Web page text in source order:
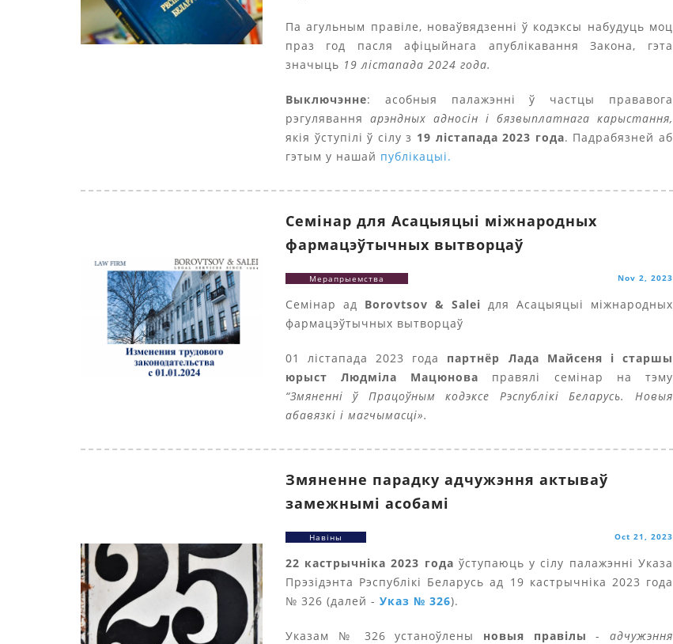
Па агульным правіле, новаўвядзенні ў кодэксы набудуць моц
праз год пасля афіцыйнага апублікавання Закона, гэта
значыць 19 лістапада 2024 года.
Выключэнне: асобныя палажэнні ў частцы прававога
рэгулявання арэндных адносін і бязвыплатнага карыстання,
якія ўступілі ў сілу з 19 лістапада 2023 года. Падрабязней аб
гэтым у нашай публікацыі.
Семінар для Асацыяцыі міжнародных
фармацэўтычных вытворцаў
Мерапрыемства Nov 2, 2023
Семінар ад Borovtsov & Salei для Асацыяцыі міжнародных
фармацэўтычных вытворцаў
01 лістапада 2023 года партнёр Лада Майсеня і старшы
юрыст Людміла Мацюнова правялі семінар на тэму
“Змяненні ў Працоўным кодэксе Рэспублікі Беларусь. Новыя
абавязкі і магчымасці».
Змяненне парадку адчужэння актываў
замежнымі асобамі
Навіны Oct 21, 2023
22 кастрычніка 2023 года ўступаюць у сілу палажэнні Указа
Прэзідэнта Рэспублікі Беларусь ад 19 кастрычніка 2023 года
№ 326 (далей - Указ № 326).
Указам № 326 устаноўлены новыя правілы- адчужэння